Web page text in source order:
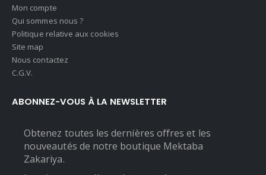
Mon compte
Qui sommes nous ?
Politique relative aux cookies
Site map
Nous contactez
C.G.V.
ABONNEZ-VOUS À LA NEWSLETTER
Obtenez toutes les dernières offres et les
nouveautés de notre boutique Mektaba
Zakariya.